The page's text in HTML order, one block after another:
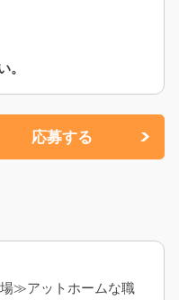
。
応募する
≫アットホームな職